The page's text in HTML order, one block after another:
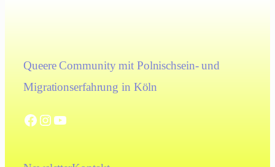
Queere Community mit Polnischsein- und
Migrationserfahrung in Köln
Facebook Instagram YouTube